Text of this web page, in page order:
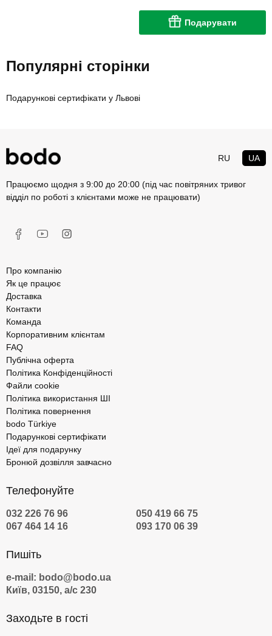
Подарувати
Популярні сторінки
Подарункові сертифікати у Львові
RU UA
Працюємо щодня з 9:00 до 20:00 (під час повітряних тривог
відділ по роботі з клієнтами може не працювати)
Про компанію
Як це працює
Доставка
Контакти
Команда
Корпоративним клієнтам
FAQ
Публічна оферта
Політика Конфіденційності
Файли cookie
Політика використання ШІ
Політика повернення
bodo Türkiye
Подарункові сертифікати
Ідеї для подарунку
Бронюй дозвілля завчасно
Телефонуйте
032 226 76 96
050 419 66 75
067 464 14 16
093 170 06 39
Пишіть
e-mail: bodo@bodo.ua
Київ, 03150, а/с 230
Заходьте в гості